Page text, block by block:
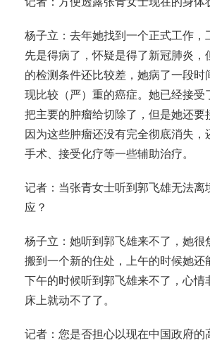
杨子立：去年她找到一个正式工作，
先是得病了，怀疑是得了新冠肺炎，
的检测条件还比较差，她病了一段时
现比较（严）重的癌症。她已经接受
把主要的肿瘤给切除了，但是她还要
因为这些肿瘤还没有完全彻底消失，
手术、接受化疗等一些辅助治疗。
记者：当张青女士听到郭飞雄无法离
应？
杨子立：她听到郭飞雄来不了，她很
搬到一个新的住处，上午的时候她还
下午的时候听到郭飞雄来不了，心情
床上就动不了了。
记者：您是否担心以现在中国政府的